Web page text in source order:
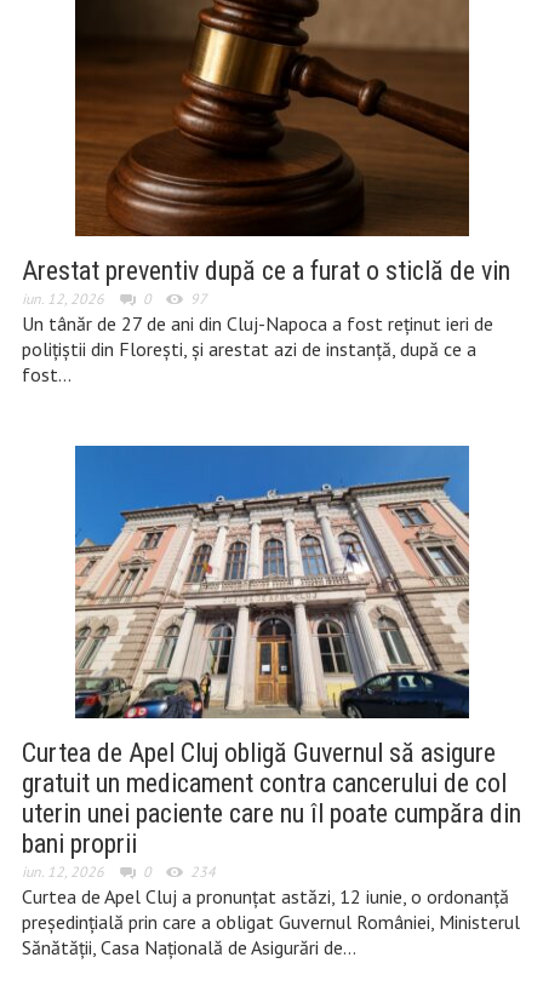
Arestat preventiv după ce a furat o sticlă de vin
iun. 12, 2026 0 97
Un tânăr de 27 de ani din Cluj-Napoca a fost reținut ieri de
polițiștii din Florești, și arestat azi de instanță, după ce a
fost…
Curtea de Apel Cluj obligă Guvernul să asigure
gratuit un medicament contra cancerului de col
uterin unei paciente care nu îl poate cumpăra din
bani proprii
iun. 12, 2026 0 234
Curtea de Apel Cluj a pronunțat astăzi, 12 iunie, o ordonanță
președințială prin care a obligat Guvernul României, Ministerul
Sănătății, Casa Națională de Asigurări de…